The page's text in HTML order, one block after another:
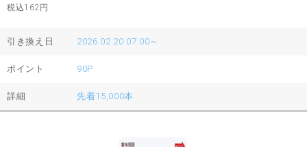
税込162 円
引き換え日 2026.02.20 07:00～
ポイント 90P
詳細 先着15,000本